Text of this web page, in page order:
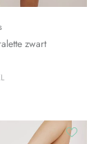
zwart